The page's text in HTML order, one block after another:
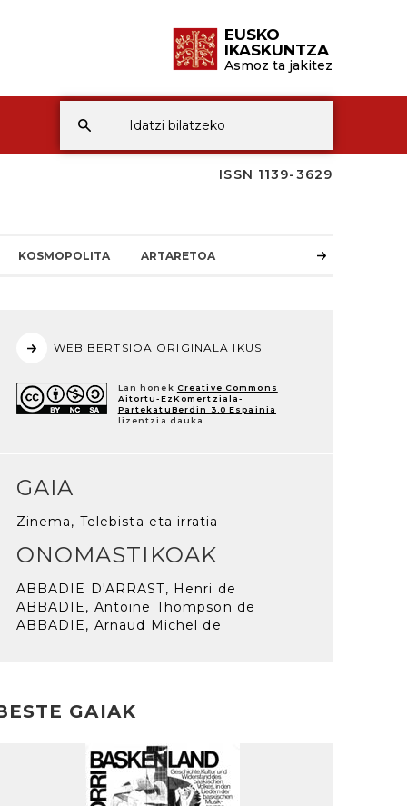
EUSKO
IKASKUNTZA
Asmoz ta jakitez
ISSN 1139-3629
KOSMOPOLITA ARTARETOA
WEB BERTSIOA ORIGINALA IKUSI
Lan honek Creative Commons
Aitortu-EzKomertziala-
PartekatuBerdin 3.0 Espainia
lizentzia dauka.
GAIA
Zinema, Telebista eta irratia
ONOMASTIKOAK
ABBADIE D'ARRAST, Henri de
ABBADIE, Antoine Thompson de
ABBADIE, Arnaud Michel de
GAIAK